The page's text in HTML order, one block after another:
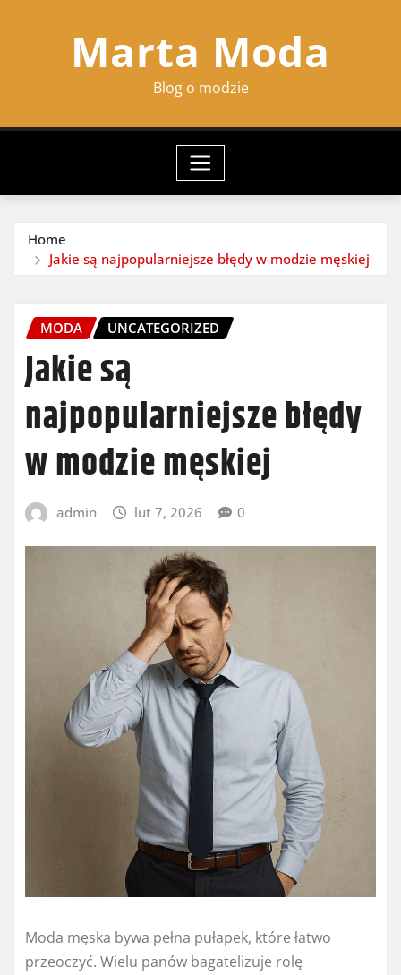
Marta Moda
Blog o modzie
Home
Jakie są najpopularniejsze błędy w modzie męskiej
MODA UNCATEGORIZED
Jakie są
najpopularniejsze błędy
w modzie męskiej
admin lut 7, 2026 0
Moda męska bywa pełna pułapek, które łatwo
przeoczyć. Wielu panów bagatelizuje rolę